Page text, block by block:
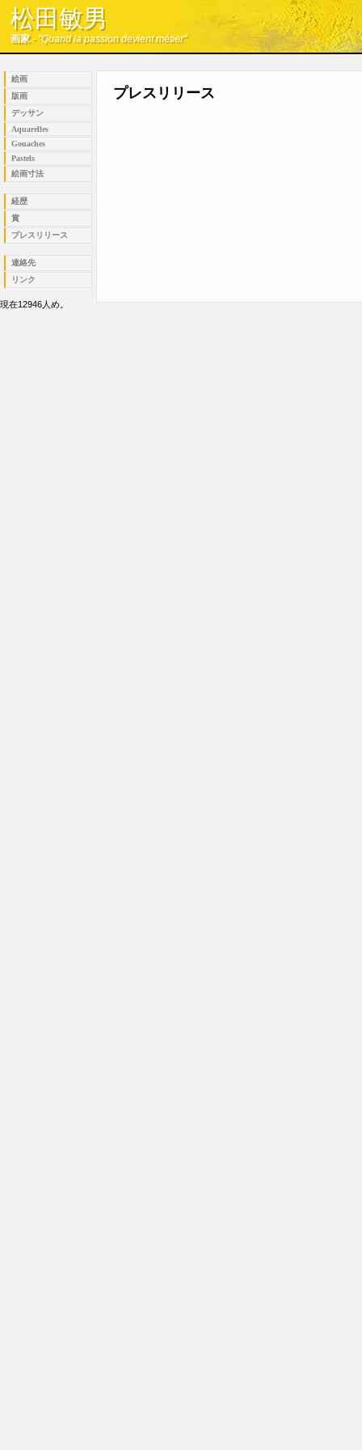
松田敏男
画家-"Quand la passion devient métier"
松田敏男
画家-"Quand la passion devient métier"
絵画
版画
デッサン
Aquarelles
Gouaches
Pastels
絵画寸法
経歴
賞
プレスリリース
連絡先
リンク
現在12946人め。
プレスリリース